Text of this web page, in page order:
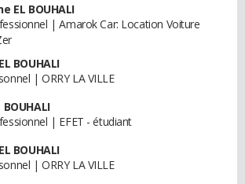
EL BOUHALI
| Amarok Car: Location Voiture
BOUHALI
| ORRY LA VILLE
| EFET - étudiant
BOUHALI
| ORRY LA VILLE